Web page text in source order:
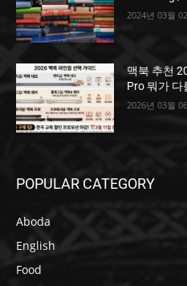
2024년 03월
맥북 추천
Pro 뭐가 다
2026년 03월
POPULAR CATEGORY
Aboda
English
Food